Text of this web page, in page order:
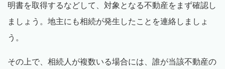
明書を取得するなどして、対象となる不動産をまず確認し
ましょう。地主にも相続が発生したことを連絡しましょ
う。
その上で、相続人が複数いる場合には、誰が当該不動産の